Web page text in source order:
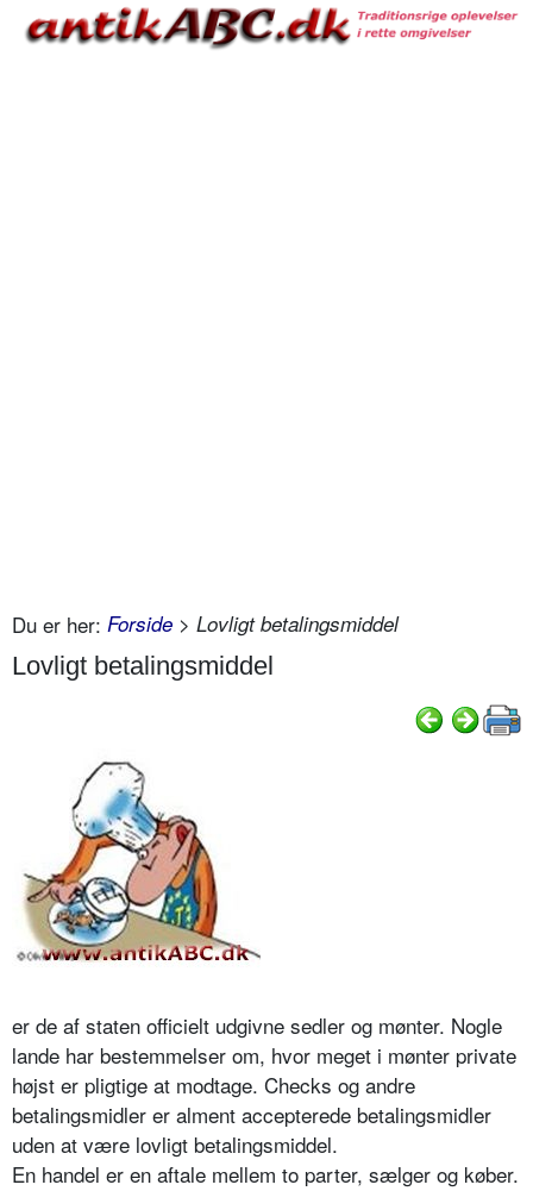
Du er her: Forside > Lovligt betalingsmiddel
Lovligt betalingsmiddel
er de af staten officielt udgivne sedler og mønter. Nogle
lande har bestemmelser om, hvor meget i mønter private
højst er pligtige at modtage. Checks og andre
betalingsmidler er alment accepterede betalingsmidler
uden at være lovligt betalingsmiddel.
En handel er en aftale mellem to parter, sælger og køber.